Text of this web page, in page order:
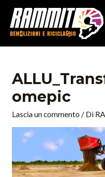
contenuto
Omepic
Lascia un commento / Di